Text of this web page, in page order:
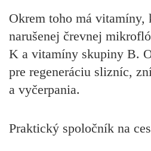
Okrem toho má vitamíny,
narušenej črevnej
K a vitamíny skupiny B.
pre regeneráciu slizníc,
a vyčerpania.
Praktický spoločník na